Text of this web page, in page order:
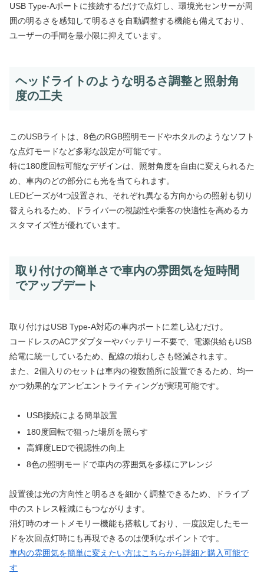
USB Type-Aポートに接続するだけで点灯し、環境光センサーが周
囲の明るさを感知して明るさを自動調整する機能も備えており、
ユーザーの手間を最小限に抑えています。
ヘッドライトのような明るさ調整と照射角
度の工夫
このUSBライトは、8色のRGB照明モードやホタルのようなソフト
な点灯モードなど多彩な設定が可能です。
特に180度回転可能なデザインは、照射角度を自由に変えられるた
め、車内のどの部分にも光を当てられます。
LEDビーズが4つ設置され、それぞれ異なる方向からの照射も切り
替えられるため、ドライバーの視認性や乗客の快適性を高めるカ
スタマイズ性が優れています。
取り付けの簡単さで車内の雰囲気を短時間
でアップデート
取り付けはUSB Type-A対応の車内ポートに差し込むだけ。
コードレスのACアダプターやバッテリー不要で、電源供給もUSB
給電に統一しているため、配線の煩わしさも軽減されます。
また、2個入りのセットは車内の複数箇所に設置できるため、均一
かつ効果的なアンビエントライティングが実現可能です。
USB接続による簡単設置
180度回転で狙った場所を照らす
高輝度LEDで視認性の向上
8色の照明モードで車内の雰囲気を多様にアレンジ
設置後は光の方向性と明るさを細かく調整できるため、ドライブ
中のストレス軽減にもつながります。
消灯時のオートメモリー機能も搭載しており、一度設定したモー
ドを次回点灯時にも再現できるのは便利なポイントです。
車内の雰囲気を簡単に変えたい方はこちらから詳細と購入可能で
す